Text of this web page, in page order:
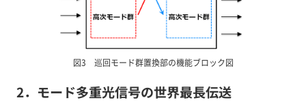
図3 巡回モード群置換部の機能ブロック図
2．モード多重光信号の世界最長伝送